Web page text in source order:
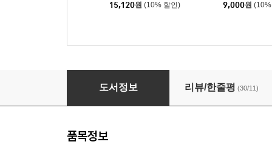
15,120원 (10% 할인) 9,000원
도서정보 리뷰/한줄평 (30/11)
품목정보